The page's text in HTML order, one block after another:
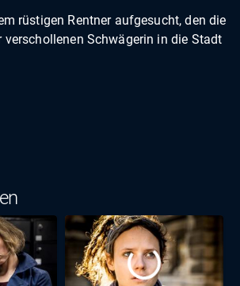
rüstigen Rentner aufgesucht, den die
verschollenen Schwägerin in die Stadt